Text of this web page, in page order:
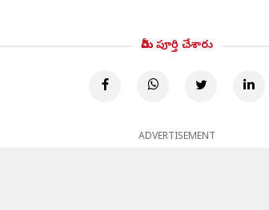
మీరు పూర్తి చేశారు
ADVERTISEMENT